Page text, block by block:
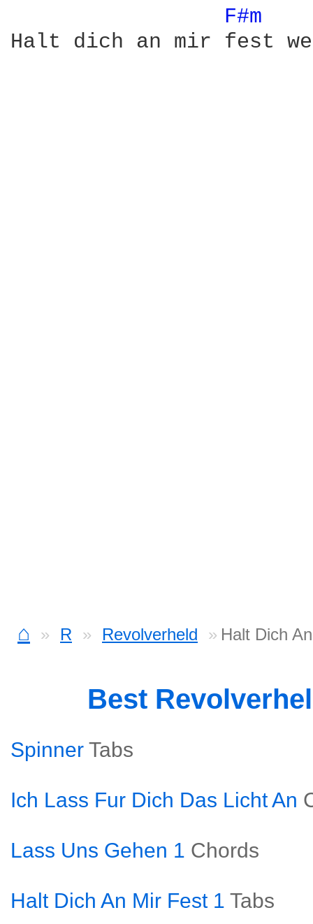
F#m
Halt dich an mir fest
⌂ R Revolverheld Halt Dich
Best
Spinner Tabs
Ich Lass Fur Dich Das Licht An
Lass Uns Gehen 1 Chords
Halt Dich An Mir Fest 1 Tabs